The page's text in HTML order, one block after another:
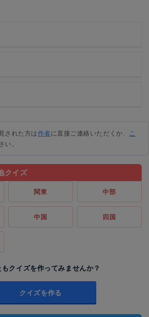
された方は作者に直接ご連絡いただくか、 こ
。
クイズ
関東 中部
中国 四国
もクイズを作ってみませんか？
クイズを作る